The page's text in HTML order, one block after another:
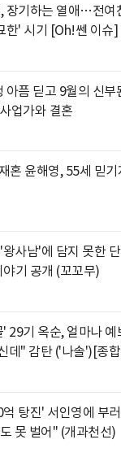
장기하는 열애…전여
한' 시기 [Oh!쎈 이슈]
아픔 딛고 9월의 신부
업가와 결혼
혼 윤해영, 55세 믿기
사남'에 담지 못한
기 공개 (꼬꼬무)
29기 옥순, 얼마나 예
데" 감탄 ('나솔')[종
탕진' 서인영에 부러
못 벌어" (개과천선)